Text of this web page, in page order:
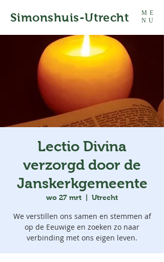
ME
NU
Simonshuis-Utrecht
Lectio Divina
verzorgd door de
Janskerkgemeente
wo 27 mrt Utrecht
We verstillen ons samen en stemmen af
op de Eeuwige en zoeken zo naar
verbinding met ons eigen leven.